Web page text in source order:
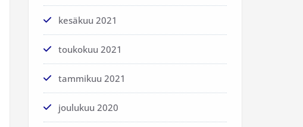
kesäkuu 2021
toukokuu 2021
tammikuu 2021
joulukuu 2020